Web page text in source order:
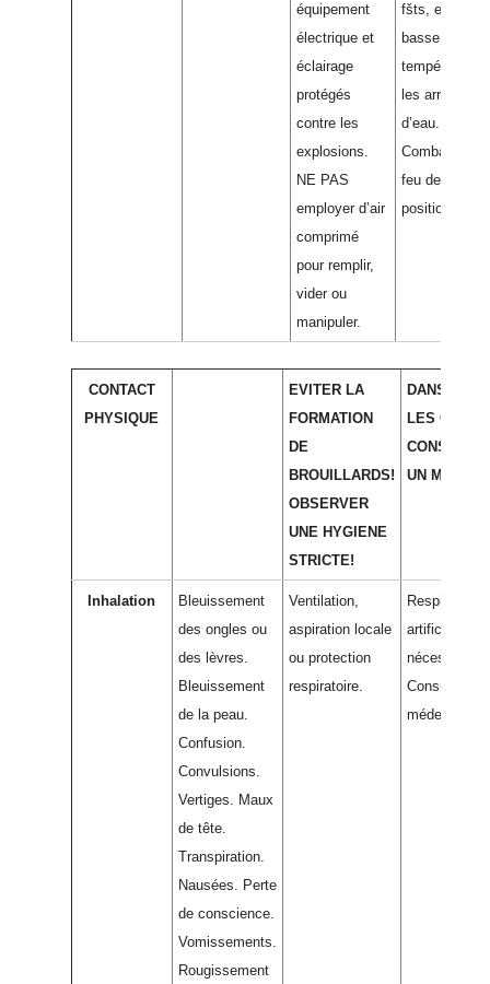
équipement
électrique et
éclairage
protégés
contre les
explosions.
NE PAS
employer d’air
comprimé
pour remplir,
vider ou
manipuler.
fšts, etc., à
basse
température
les arrosant
d’eau.
Combattre le
feu depuis
position
CONTACT
PHYSIQUE
EVITER LA
FORMATION
DE
BROUILLARDS!
OBSERVER
UNE HYGIENE
STRICTE!
DANS TOUS
LES CAS,
UN
Inhalation
Bleuissement
des ongles ou
des lèvres.
Bleuissement
de la peau.
Confusion.
Convulsions.
Vertiges. Maux
de tête.
Transpiration.
Nausées. Perte
de conscience.
Vomissements.
Rougissement
Ventilation,
aspiration locale
ou protection
respiratoire.
Respiration
artificielle si
nécessaire.
Consulter un
médecin.